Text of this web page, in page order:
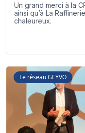
Un grand merci à la
ainsi qu’à La
chaleureux.
Le réseau GEYVO